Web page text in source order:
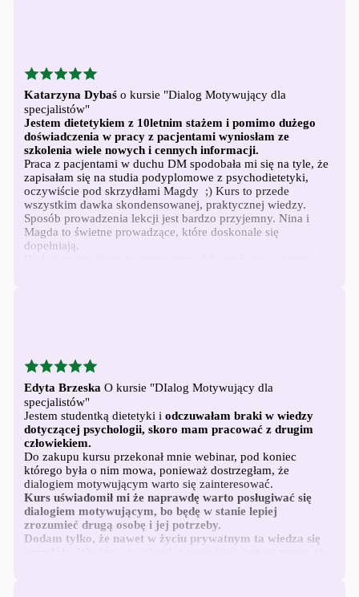
pamiętasz
hasła?
Nazwa użytkownika lub adres e-mail
Zresetuj
hasło
Login
Katarzyna Dybaś o kursie "Dialog Motywujący dla
specjalistów"
Jestem dietetykiem z 10letnim stażem i pomimo dużego
doświadczenia w pracy z pacjentami wyniosłam ze
szkolenia wiele nowych i cennych informacji.
Praca z pacjentami w duchu DM spodobała mi się na tyle, że
zapisałam się na studia podyplomowe z psychodietetyki,
oczywiście pod skrzydłami Magdy ;) Kurs to przede
wszystkim dawka skondensowanej, praktycznej wiedzy.
Sposób prowadzenia lekcji jest bardzo przyjemny. Nina i
Magda to świetne prowadzące, które doskonale się
dopełniają.
Edyta Brzeska O kursie "DIalog Motywujący dla
specjalistów"
Jestem studentką dietetyki iodczuwałam braki w wiedzy
dotyczącej psychologii, skoro mam pracować z drugim
człowiekiem.
Do zakupu kursu przekonał mnie webinar, pod koniec
którego była o nim mowa, ponieważ dostrzegłam, że
dialogiem motywującym warto się zainteresować.
Kurs uświadomił mi że naprawdę warto posługiwać się
dialogiem motywującym, bo będę w stanie lepiej
zrozumieć drugą osobę i jej potrzeby.
Dodam tylko, że nawet w życiu prywatnym ta wiedza się